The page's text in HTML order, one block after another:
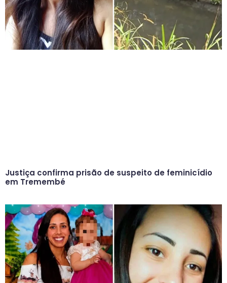
Justiça confirma prisão de suspeito de feminicídio
em Tremembé